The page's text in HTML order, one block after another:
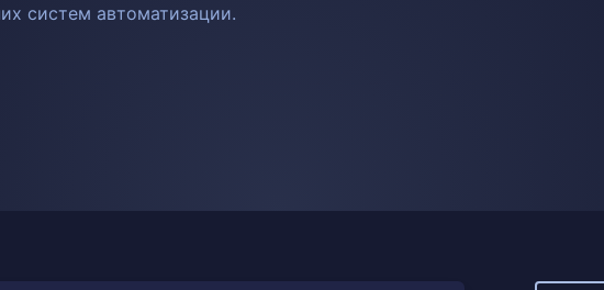
систем автоматизации.